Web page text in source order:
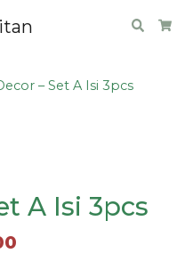
Search
– Set A Isi 3pcs
A Isi 3pcs